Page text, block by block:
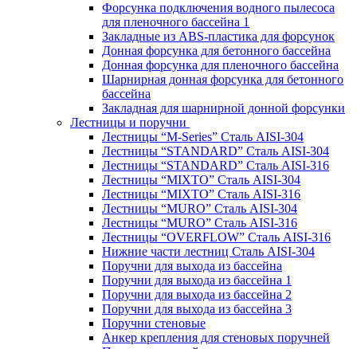
Форсунка подключения водного пылесоса
для пленочного бассейна 1
Закладные из ABS-пластика для форсунок
Донная форсунка для бетонного бассейна
Донная форсунка для пленочного бассейна
Шарнирная донная форсунка для бетонного
бассейна
Закладная для шарнирной донной форсунки
Лестницы и поручни
Лестницы “M-Series” Сталь AISI-304
Лестницы “STANDARD” Сталь AISI-304
Лестницы “STANDARD” Сталь AISI-316
Лестницы “MIXTO” Сталь AISI-304
Лестницы “MIXTO” Сталь AISI-316
Лестницы “MURO” Сталь AISI-304
Лестницы “MURO” Сталь AISI-316
Лестницы “OVERFLOW” Сталь AISI-316
Нижние части лестниц Сталь AISI-304
Поручни для выхода из бассейна
Поручни для выхода из бассейна 1
Поручни для выхода из бассейна 2
Поручни для выхода из бассейна 3
Поручни стеновые
Анкер крепления для стеновых поручней